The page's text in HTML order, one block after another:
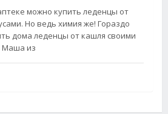
можно купить леденцы от
Но ведь химия же! Гораздо
дома леденцы от кашля своими
Маша из